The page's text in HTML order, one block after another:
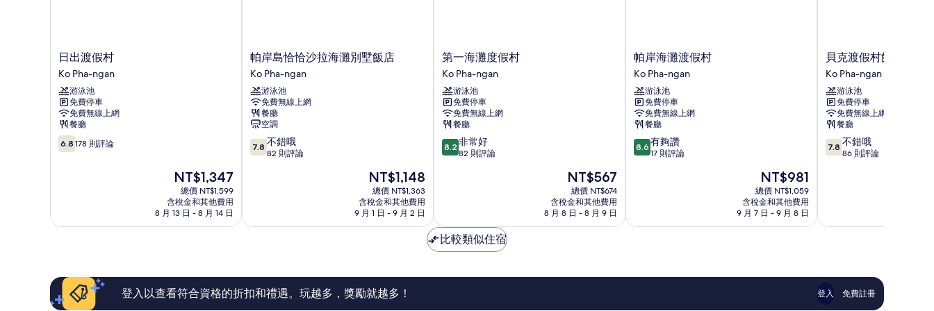
日
出
渡
假
村
Ko
Pha-
ngan
日出渡假村
Ko Pha-ngan
游泳池
免費停車
免費無線上網
餐廳
6.8
分，
評
6.8 178 則評論
現
在
價
格
為
NT$1,347
總價 NT$1,599
含稅金和其他費用
8 月 13 日 - 8 月 14 日
帕
岸
島
恰
恰
沙
拉
海
灘
Pha-
帕岸島恰恰沙拉海灘別墅飯店
Ko Pha-ngan
游泳池
免費無線上網
餐廳
空調
7.8
分，
錯
評
論
7.8 不錯哦
82 則評論
現
在
價
格
為
NT$1,148
總價 NT$1,363
含稅金和其他費用
9 月 1 日 - 9 月 2 日
第
一
海
灘
度
假
村
Ko
Pha-
第一海灘度假村
Ko Pha-ngan
游泳池
免費停車
免費無線上網
餐廳
8.2
分，
常
好，
82
評
8.2 非常好
82 則評論
現
在
價
格
為
NT$567
總價 NT$674
含稅金和其他費用
8 月 8 日 - 8 月 9 日
帕
岸
海
灘
渡
假
村
Ko
Pha-
帕岸海灘渡假村
Ko Pha-ngan
游泳池
免費停車
免費無線上網
餐廳
8.6
分，
夠
評
8.6 有夠讚
17 則評論
現
在
價
格
為
NT$981
總價 NT$1,059
含稅金和其他費用
9 月 7 日 - 9 月 8 日
貝
克
渡
假
村
飯
店
Ko
Pha-
貝克渡假村飯店
Ko Pha-ngan
游泳池
免費停車
免費無線上網
餐廳
7.8
分，
錯
評
論
7.8 不錯哦
86 則評論
比較類似住宿
登入以查看符合資格的折扣和禮遇。玩越多，獎勵就越多！ 登入 免費註冊